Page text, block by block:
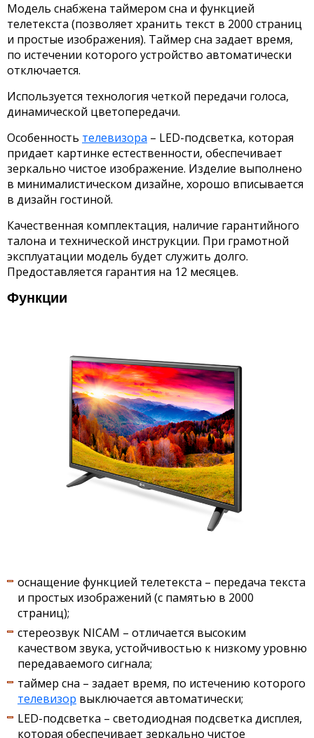
Модель снабжена таймером сна и функцией
телетекста (позволяет хранить текст в 2000 страниц
и простые изображения). Таймер сна задает время,
по истечении которого устройство автоматически
отключается.
Используется технология четкой передачи голоса,
динамической цветопередачи.
Особенность телевизора – LED-подсветка, которая
придает картинке естественности, обеспечивает
зеркально чистое изображение. Изделие выполнено
в минималистическом дизайне, хорошо вписывается
в дизайн гостиной.
Качественная комплектация, наличие гарантийного
талона и технической инструкции. При грамотной
эксплуатации модель будет служить долго.
Предоставляется гарантия на 12 месяцев.
Функции
оснащение функцией телетекста – передача текста
и простых изображений (с памятью в 2000
страниц);
стереозвук NICAM – отличается высоким
качеством звука, устойчивостью к низкому уровню
передаваемого сигнала;
таймер сна – задает время, по истечению которого
телевизор выключается автоматически;
LED-подсветка – светодиодная подсветка дисплея,
которая обеспечивает зеркально чистое